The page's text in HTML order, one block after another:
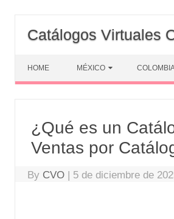
content
Catálogos Virtuales
HOME MÉXICO
¿Qué es un
Ventas por
By CVO | 5 de diciembre de